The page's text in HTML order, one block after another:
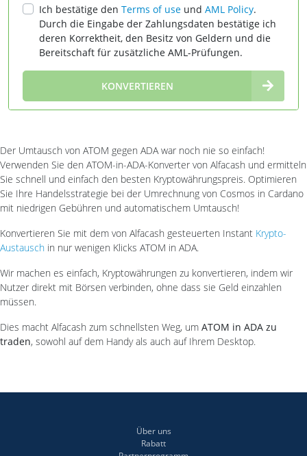
Ich bestätige den Terms of use und AML Policy.
Durch die Eingabe der Zahlungsdaten bestätige ich
deren Korrektheit, den Besitz von Geldern und die
Bereitschaft für zusätzliche AML-Prüfungen.
KONVERTIEREN
Der Umtausch von ATOM gegen ADA war noch nie so einfach!
Verwenden Sie den ATOM-in-ADA-Konverter von Alfacash und ermitteln
Sie schnell und einfach den besten Kryptowährungspreis. Optimieren
Sie Ihre Handelsstrategie bei der Umrechnung von Cosmos in Cardano
mit niedrigen Gebühren und automatischem Umtausch!
Konvertieren Sie mit dem von Alfacash gesteuerten Instant Krypto-
Austausch in nur wenigen Klicks ATOM in ADA.
Wir machen es einfach, Kryptowährungen zu konvertieren, indem wir
Nutzer direkt mit Börsen verbinden, ohne dass sie Geld einzahlen
müssen.
Dies macht Alfacash zum schnellsten Weg, um ATOM in ADA zu
traden, sowohl auf dem Handy als auch auf Ihrem Desktop.
Über uns
Rabatt